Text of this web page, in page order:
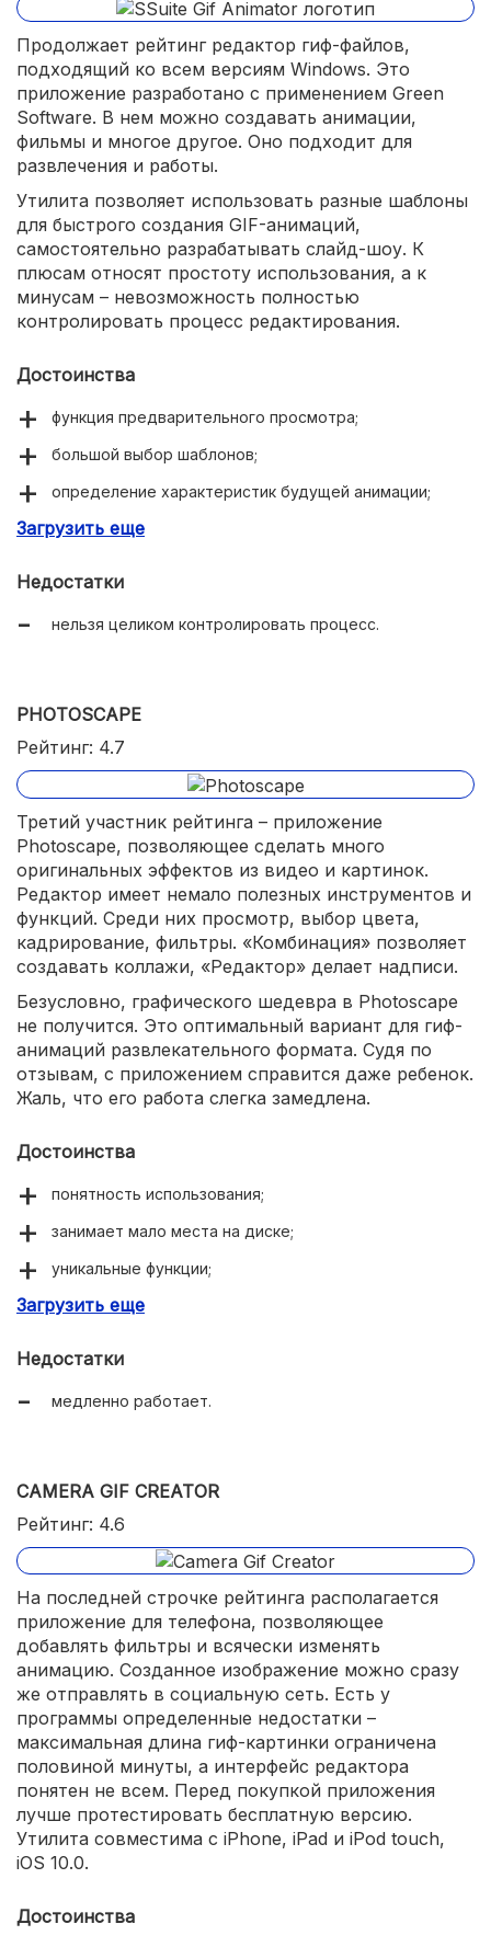
Продолжает рейтинг редактор гиф-файлов,
подходящий ко всем версиям Windows. Это
приложение разработано с применением Green
Software. В нем можно создавать анимации,
фильмы и многое другое. Оно подходит для
развлечения и работы.
Утилита позволяет использовать разные шаблоны
для быстрого создания GIF-анимаций,
самостоятельно разрабатывать слайд-шоу. К
плюсам относят простоту использования, а к
минусам – невозможность полностью
контролировать процесс редактирования.
Достоинства
функция предварительного просмотра;
большой выбор шаблонов;
определение характеристик будущей анимации;
легко разобраться.
Загрузить еще
Недостатки
нельзя целиком контролировать процесс.
PHOTOSCAPE
Рейтинг: 4.7
Третий участник рейтинга – приложение
Photoscape, позволяющее сделать много
оригинальных эффектов из видео и картинок.
Редактор имеет немало полезных инструментов и
функций. Среди них просмотр, выбор цвета,
кадрирование, фильтры. «Комбинация» позволяет
создавать коллажи, «Редактор» делает надписи.
Безусловно, графического шедевра в Photoscape
не получится. Это оптимальный вариант для гиф-
анимаций развлекательного формата. Судя по
отзывам, с приложением справится даже ребенок.
Жаль, что его работа слегка замедлена.
Достоинства
понятность использования;
занимает мало места на диске;
уникальные функции;
много эффектов.
Загрузить еще
Недостатки
медленно работает.
CAMERA GIF CREATOR
Рейтинг: 4.6
На последней строчке рейтинга располагается
приложение для телефона, позволяющее
добавлять фильтры и всячески изменять
анимацию. Созданное изображение можно сразу
же отправлять в социальную сеть. Есть у
программы определенные недостатки –
максимальная длина гиф-картинки ограничена
половиной минуты, а интерфейс редактора
понятен не всем. Перед покупкой приложения
лучше протестировать бесплатную версию.
Утилита совместима с iPhone, iPad и iPod touch,
iOS 10.0.
Достоинства